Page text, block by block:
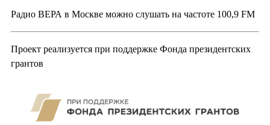
Радио ВЕРА в Москве можно слушать на частоте 100,9 FM
Проект реализуется при поддержке Фонда президентских
грантов